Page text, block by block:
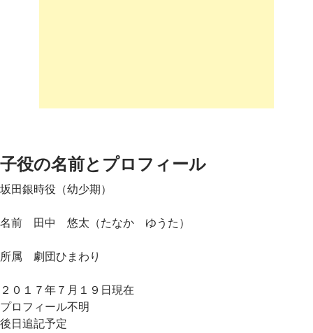
子役の名前とプロフィール
坂田銀時役（幼少期）
名前 田中 悠太（たなか ゆうた）
所属 劇団ひまわり
２０１７年７月１９日現在
プロフィール不明
後日追記予定